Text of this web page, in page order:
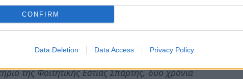
CONFIRM
Data Deletion Data Access Privacy Policy
του Ε.Ι.Ν, ότι θα κατασκευάζονταν και
να φιλοξενήσουν εκδηλώσεις
και της Λακωνίας γενικότερα.
της Φοιτητικής Εστίας Σπάρτης, δύο χρόνια